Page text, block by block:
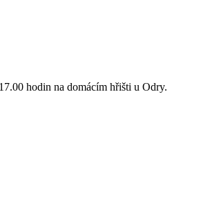
hodin na domácím hřišti u Odry.